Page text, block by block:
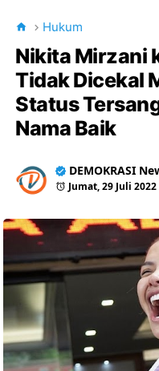
Hukum
Nikita Mirzani
Tidak Dicekal
Status
Nama Baik
DEMOKRASI
Jumat, 29 Juli 2022